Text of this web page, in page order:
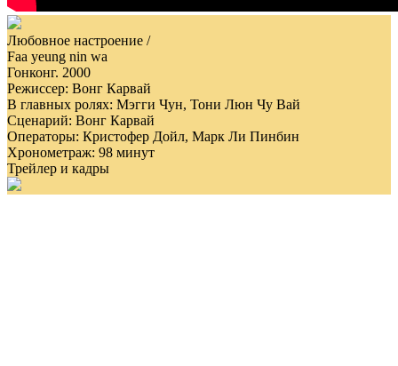
Любовное настроение /
Faa yeung nin wa
Гонконг. 2000
Режиссер: Вонг Карвай
В главных ролях: Мэгги Чун, Тони Люн Чу Вай
Сценарий: Вонг Карвай
Операторы: Кристофер Дойл, Марк Ли Пинбин
Хронометраж: 98 минут
Трейлер и кадры